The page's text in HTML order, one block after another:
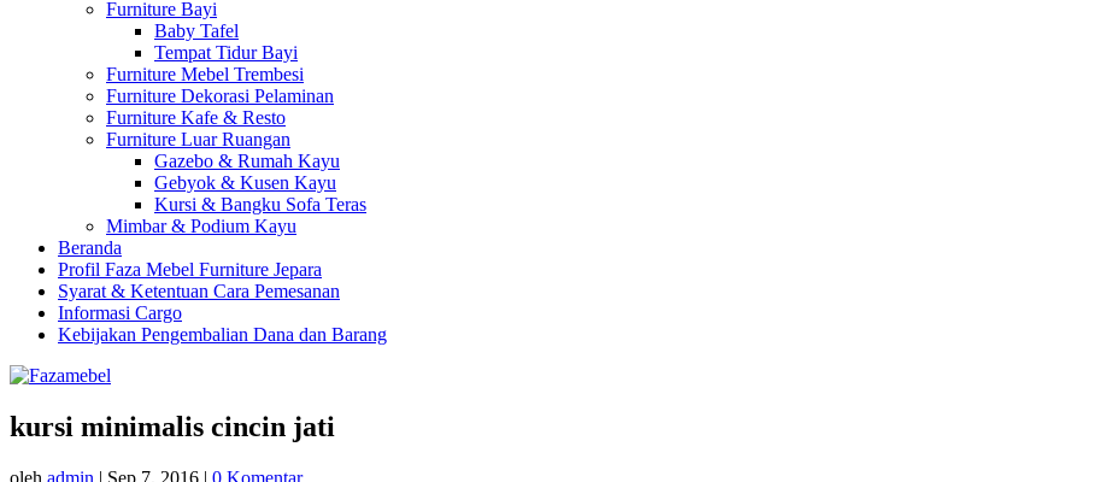
Furniture Bayi
Baby Tafel
Tempat Tidur Bayi
Furniture Mebel Trembesi
Furniture Dekorasi Pelaminan
Furniture Kafe & Resto
Furniture Luar Ruangan
Gazebo & Rumah Kayu
Gebyok & Kusen Kayu
Kursi & Bangku Sofa Teras
Mimbar & Podium Kayu
Beranda
Profil Faza Mebel Furniture Jepara
Syarat & Ketentuan Cara Pemesanan
Informasi Cargo
Kebijakan Pengembalian Dana dan Barang
kursi minimalis cincin jati
oleh admin | Sep 7, 2016 | 0 Komentar